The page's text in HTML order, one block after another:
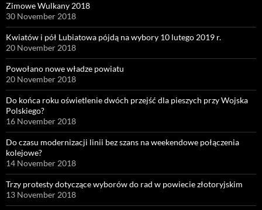
Zimowe Wulkany 2018
30 November 2018
Kwiatów i pół Lubiatowa pójdą na wybory 10 lutego 2019 r.
20 November 2018
Powołano nowe władze powiatu
20 November 2018
Do końca roku oświetlenie dwóch przejść dla pieszych przy Wojska
Polskiego?
16 November 2018
Do czasu modernizacji linii bez szans na weekendowe połączenia
kolejowe?
14 November 2018
Trzy protesty dotyczące wyborów do rad w powiecie złotoryjskim
13 November 2018